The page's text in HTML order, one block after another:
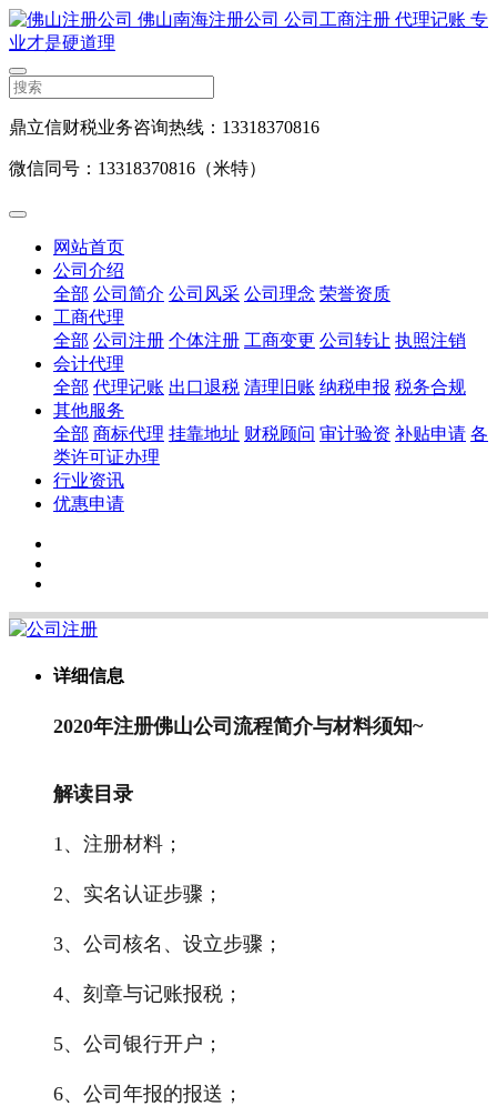
鼎立信财税业务咨询热线：13318370816
微信同号：13318370816（米特）
网站首页
公司介绍
全部 公司简介 公司风采 公司理念 荣誉资质
工商代理
全部 公司注册 个体注册 工商变更 公司转让 执照注销
会计代理
全部 代理记账 出口退税 清理旧账 纳税申报 税务合规
其他服务
全部 商标代理 挂靠地址 财税顾问 审计验资 补贴申请 各
类许可证办理
行业资讯
优惠申请
详细信息
2020年注册佛山公司流程简介与材料须知~
解读目录
1、注册材料；
2、实名认证步骤；
3、公司核名、设立步骤；
4、刻章与记账报税；
5、公司银行开户；
6、公司年报的报送；